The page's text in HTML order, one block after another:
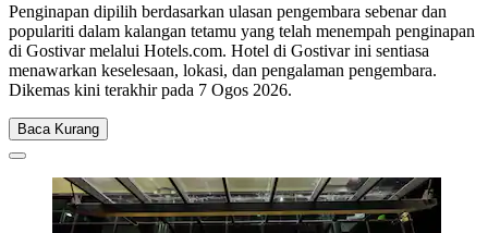
Penginapan dipilih berdasarkan ulasan pengembara sebenar dan
populariti dalam kalangan tetamu yang telah menempah penginapan
di Gostivar melalui Hotels.com. Hotel di Gostivar ini sentiasa
menawarkan keselesaan, lokasi, dan pengalaman pengembara.
Dikemas kini terakhir pada 7 Ogos 2026.
Baca Kurang